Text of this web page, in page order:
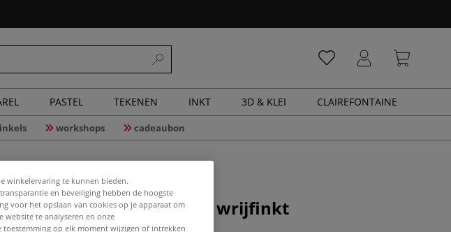
PASTEL TEKENEN INKT 3D & KLEI CLAIREFONTAINE
workshops cadeaubon
Nanjing gekleurde wrijfinkt
winkelervaring te kunnen bieden.
en beveiliging hebben de hoogste
voor het opslaan van cookies op je apparaat om
website te analyseren en onze
op elk moment wijzigen of intrekken